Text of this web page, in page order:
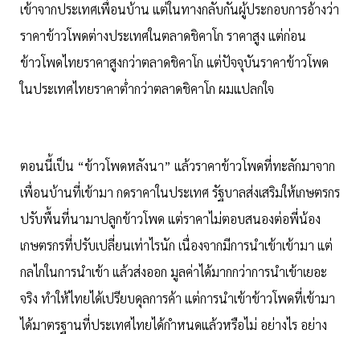
เข้าจากประเทศเพื่อนบ้าน แต่ในทางกลับกันผู้ประกอบการอ้างว่า
ราคาข้าวโพดต่างประเทศในตลาดชิคาโก ราคาสูง แต่ก่อน
ข้าวโพดไทยราคาสูงกว่าตลาดชิคาโก แต่ปัจจุบันราคาข้าวโพด
ในประเทศไทยราคาต่ำกว่าตลาดชิคาโก ผมแปลกใจ
ตอนนี้เป็น “ข้าวโพดหลังนา” แล้วราคาข้าวโพดที่ทะลักมาจาก
เพื่อนบ้านที่เข้ามา กดราคาในประเทศ รัฐบาลส่งเสริมให้เกษตรกร
ปรับพื้นที่นามาปลูกข้าวโพด แต่ราคาไม่ตอบสนองต่อพี่น้อง
เกษตรกรที่ปรับเปลี่ยนเท่าไรนัก เนื่องจากมีการนำเข้าเข้ามา แต่
กลไกในการนำเข้า แล้วส่งออก มูลค่าได้มากกว่าการนำเข้าเยอะ
จริง ทำให้ไทยได้เปรียบดุลการค้า แต่การนำเข้าข้าวโพดที่เข้ามา
ได้มาตรฐานที่ประเทศไทยได้กำหนดแล้วหรือไม่ อย่างไร อย่าง